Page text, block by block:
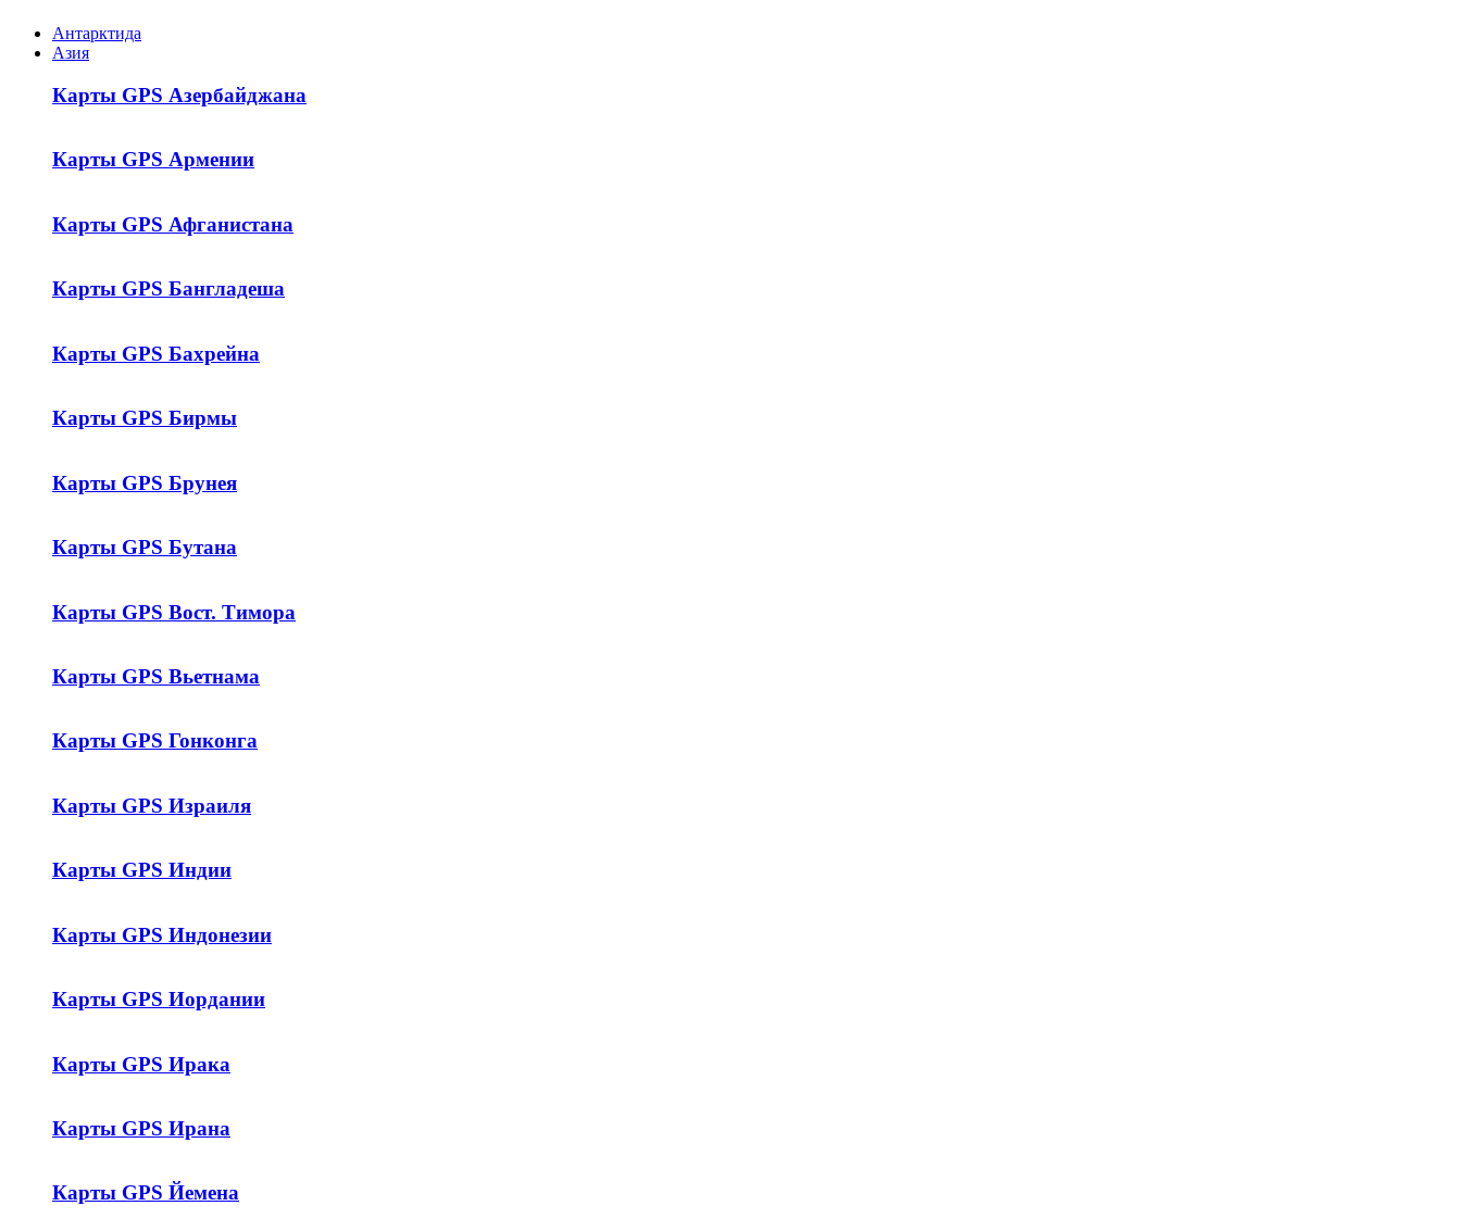
Антарктида
Азия
Карты GPS Азербайджана
Карты GPS Армении
Карты GPS Афганистана
Карты GPS Бангладеша
Карты GPS Бахрейна
Карты GPS Бирмы
Карты GPS Брунея
Карты GPS Бутана
Карты GPS Вост. Тимора
Карты GPS Вьетнама
Карты GPS Гонконга
Карты GPS Израиля
Карты GPS Индии
Карты GPS Индонезии
Карты GPS Иордании
Карты GPS Ирака
Карты GPS Ирана
Карты GPS Йемена